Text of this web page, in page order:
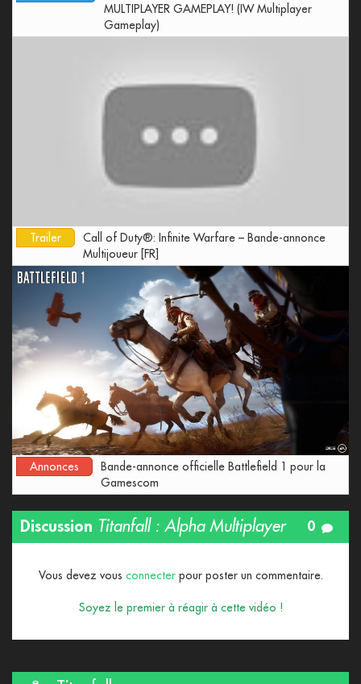
MULTIPLAYER GAMEPLAY! (IW Multiplayer
Gameplay)
Trailer
Call of Duty®: Infinite Warfare – Bande-annonce
Multijoueur [FR]
Annonces
Bande-annonce officielle Battlefield 1 pour la
Gamescom
0
Discussion Titanfall : Alpha Multiplayer
Vous devez vous connecterpour poster un commentaire.
Soyez le premier à réagir à cette vidéo !